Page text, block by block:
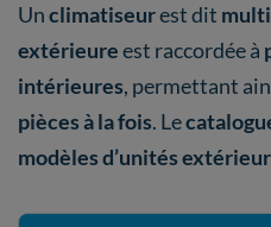
Unclimatiseurest dit
extérieureest raccordée à
intérieures, permettant
pièces à la fois. Le
modèles d’unités